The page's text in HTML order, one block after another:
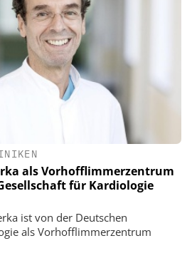
als Vorhofflimmerzentrum
für Kardiologie
ist von der Deutschen
als Vorhofflimmerzentrum